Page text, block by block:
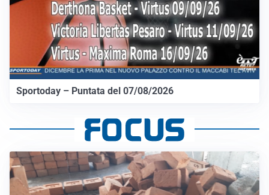
Sportoday – Puntata del 07/08/2026